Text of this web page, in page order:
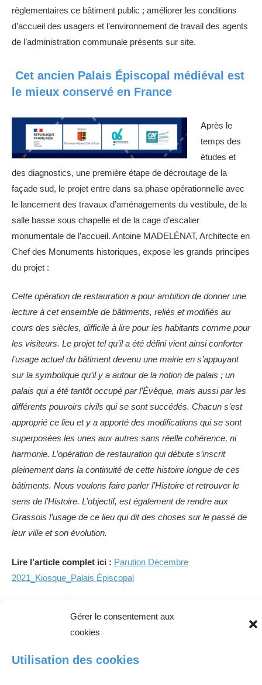
Gérer le consentement aux
cookies
Utilisation des cookies
règlementaires ce bâtiment public ; améliorer les conditions
d’accueil des usagers et l’environnement de travail des agents
de l’administration communale présents sur site.
Cet ancien Palais Épiscopal médiéval est
le mieux conservé en France
Après le
temps des
études et
des diagnostics, une première étape de décroutage de la
façade sud, le projet entre dans sa phase opérationnelle avec
le lancement des travaux d’aménagements du vestibule, de la
salle basse sous chapelle et de la cage d’escalier
monumentale de l’accueil. Antoine MADELÉNAT, Architecte en
Chef des Monuments historiques, expose les grands principes
du projet :
Cette opération de restauration a pour ambition de donner une
lecture à cet ensemble de bâtiments, reliés et modifiés au
cours des siècles, difficile à lire pour les habitants comme pour
les visiteurs. Le projet tel qu’il a été défini vient ainsi conforter
l’usage actuel du bâtiment devenu une mairie en s’appuyant
sur la symbolique qu’il y a autour de la notion de palais ; un
palais qui a été tantôt occupé par l’Évêque, mais aussi par les
différents pouvoirs civils qui se sont succédés. Chacun s’est
approprié ce lieu et y a apporté des modifications qui se sont
superposées les unes aux autres sans réelle cohérence, ni
harmonie. L’opération de restauration qui débute s’inscrit
pleinement dans la continuité de cette histoire longue de ces
bâtiments. Nous voulons faire parler l’Histoire et retrouver le
sens de l’Histoire. L’objectif, est également de rendre aux
Grassois l’usage de ce lieu qui dit des choses sur le passé de
leur ville et son évolution.
Lire l’article complet ici : Parution Décembre
2021_Kiosque_Palais Épiscopal